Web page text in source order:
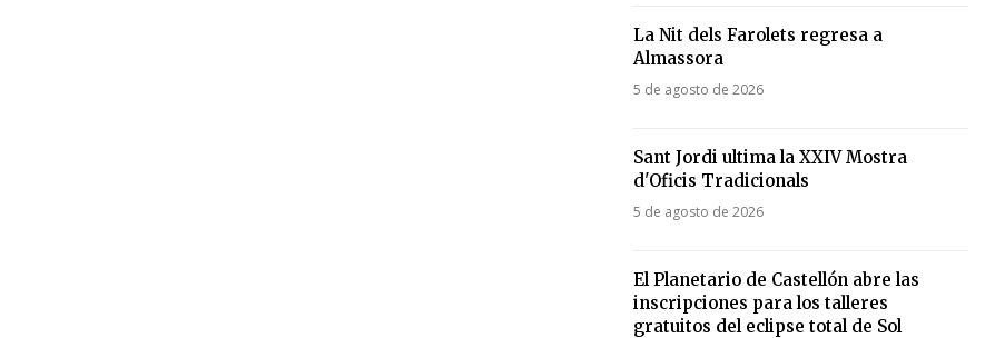
La Nit dels Farolets regresa a
Almassora
5 de agosto de 2026
Sant Jordi ultima la XXIV Mostra
d'Oficis Tradicionals
5 de agosto de 2026
El Planetario de Castellón abre las
inscripciones para los talleres
gratuitos del eclipse total de Sol